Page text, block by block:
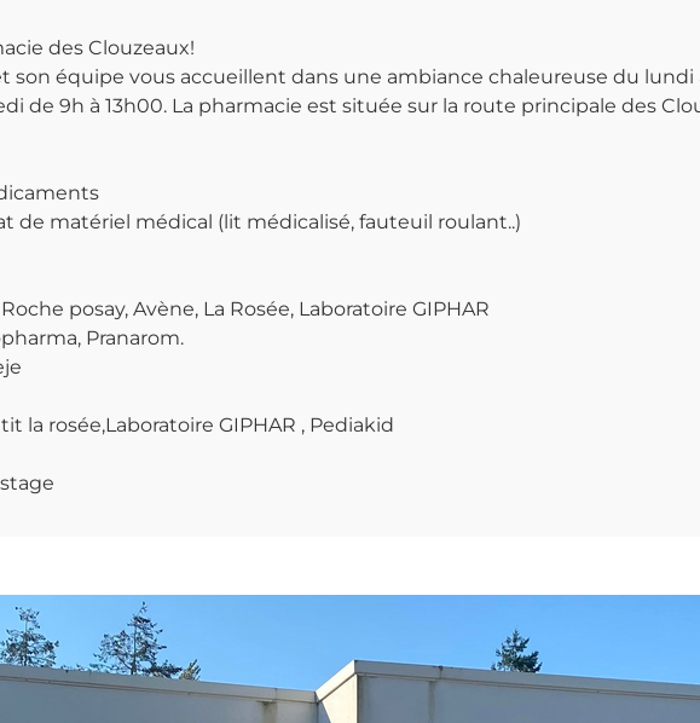
des Clouzeaux!
son équipe vous accueillent dans une ambiance chaleureuse du
de 9h à 13h00. La pharmacie est située sur la route principale des
de matériel médical (lit médicalisé, fauteuil roulant..)
posay, Avène, La Rosée, Laboratoire GIPHAR
Pranarom.
la rosée,Laboratoire GIPHAR , Pediakid